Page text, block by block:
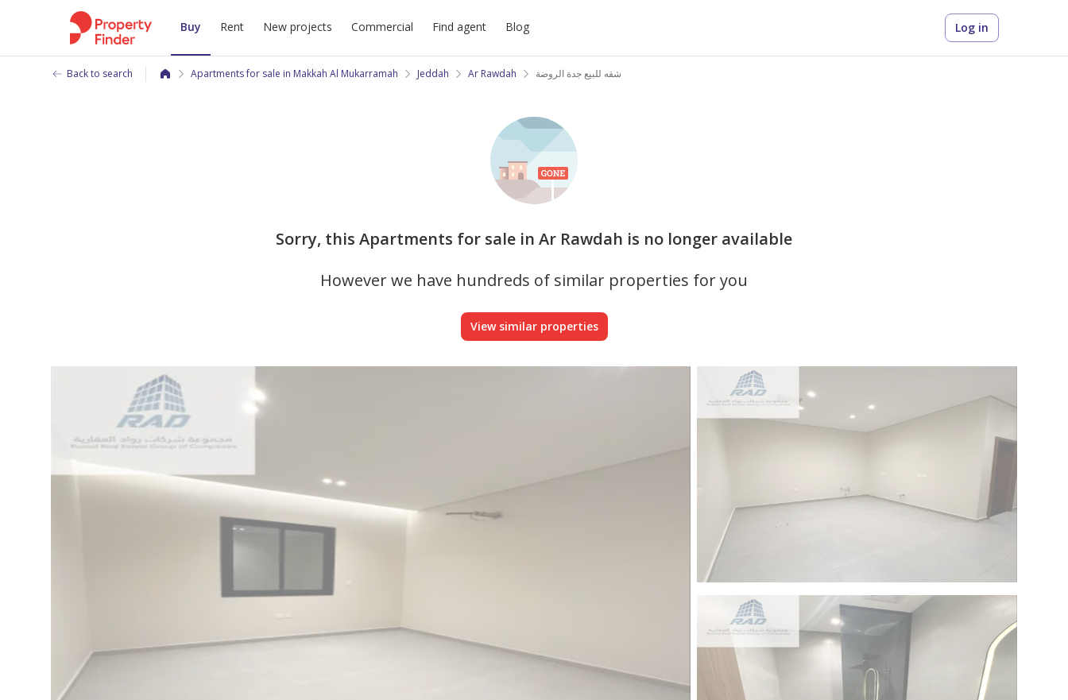
Buy Rent New projects Commercial Find agent Blog Log in
Back to search Apartments for sale in Makkah Al Mukarramah Jeddah Ar Rawdah شقه للبيع جدة الروضة
Sorry, this Apartments for sale in Ar Rawdah is no longer available
However we have hundreds of similar properties for you
View similar properties